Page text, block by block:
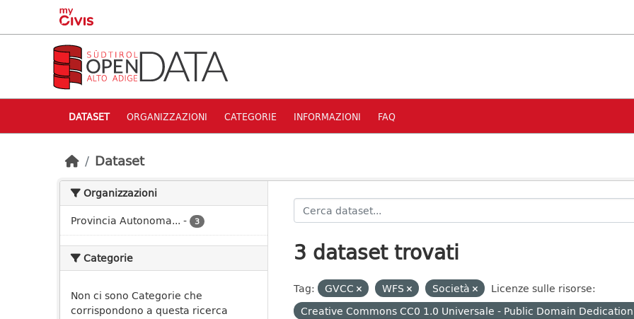
Skip to main content
DATASET ORGANIZZAZIONI CATEGORIE INFORMAZIONI FAQ
Dataset
Organizzazioni
Provincia Autonoma... - 3
Categorie
Non ci sono Categorie che
corrispondono a questa ricerca
3 dataset trovati
Tag: GVCC WFS Società
Licenze sulle risorse:
Creative Commons CC0 1.0 Universale - Public Domain